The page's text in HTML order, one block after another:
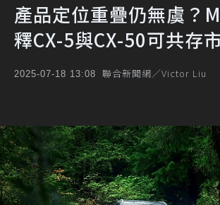
產品定位重疊仍無虞？
釋CX-5與CX-50可共存
2025-07-18 13:08 聯合新聞網／Victor Liu